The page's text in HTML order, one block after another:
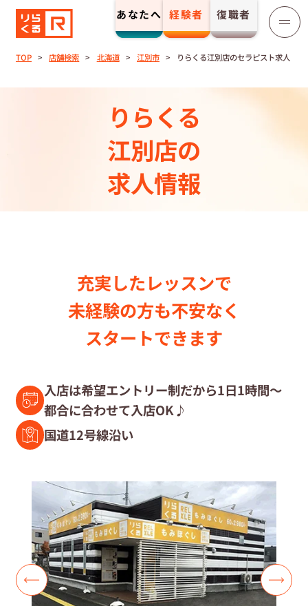
あなたへ 経験者 復職者
りらくる
セラピスト募集
TOP
セラピストストーリー⼀覧
収⼊とサポート
トレーニングセンター一覧
セラピスト募集中の店舗検索
復職セラピスト募集
コラム一覧
よくあるご質問
TOP 店舗検索 北海道 江別市 りらくる江別店のセラピスト求人
りらくる
江別店の
求人情報
充実したレッスンで
未経験の⽅も不安なく
スタートできます
入店は希望エントリー制だから1日1時間～
都合に合わせて入店OK♪
国道12号線沿い